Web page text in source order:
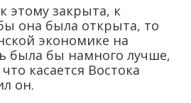
этому закрыта, к
она была открыта, то
экономике на
была бы намного лучше,
касается Востока
он.